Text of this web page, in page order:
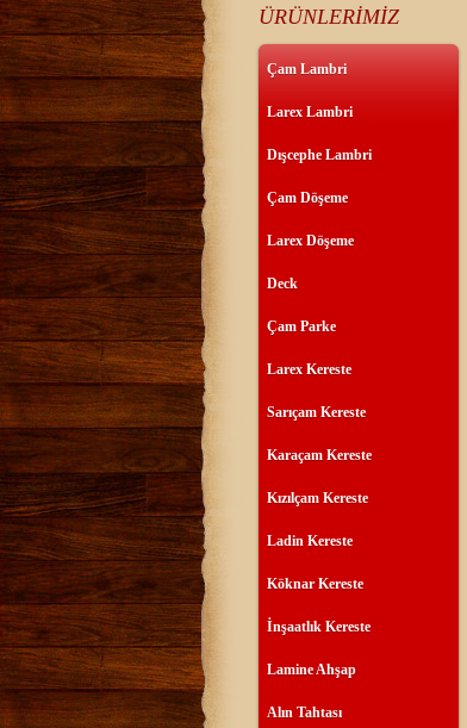
ÜRÜNLERİMİZ
Çam Lambri
Larex Lambri
Dışcephe Lambri
Çam Döşeme
Larex Döşeme
Deck
Çam Parke
Larex Kereste
Sarıçam Kereste
Karaçam Kereste
Kızılçam Kereste
Ladin Kereste
Köknar Kereste
İnşaatlık Kereste
Lamine Ahşap
Alın Tahtası